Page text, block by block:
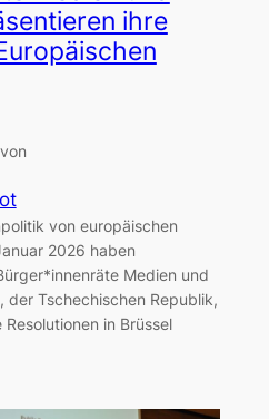
ihre
von
von europäischen
2026 haben
Medien und
der Tschechischen Republik,
in Brüssel